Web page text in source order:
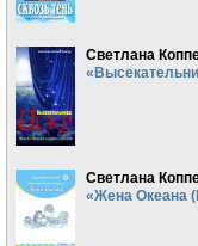
Светлана
Светлана
«Жена Океана